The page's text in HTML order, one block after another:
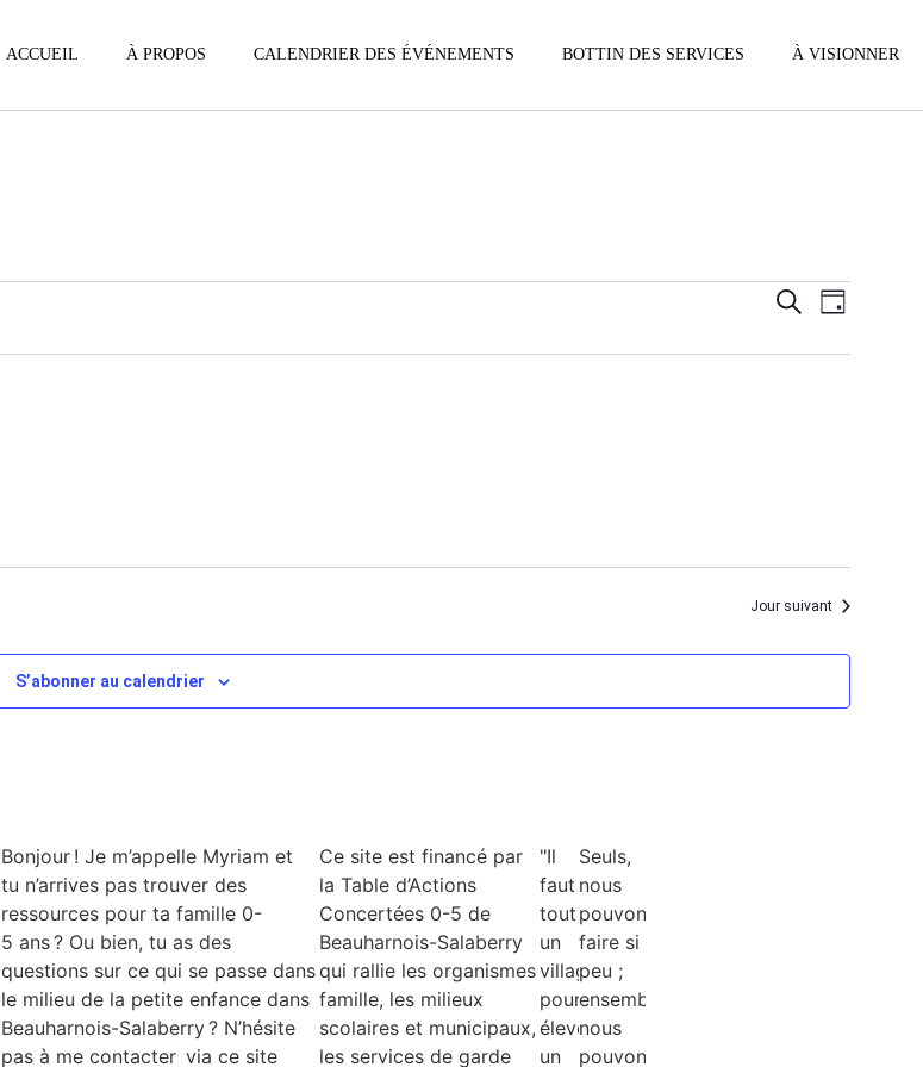
ACCUEIL À PROPOS CALENDRIER DES ÉVÉNEMENTS BOTTIN DES SERVICES À VISIONNER
et
Recherche
Jour
Jour suivant
S’abonner au calendrier
Bonjour ! Je m’appelle Myriam et
tu n’arrives pas trouver des
ressources pour ta famille 0-
5 ans ? Ou bien, tu as des
questions sur ce qui se passe dans
le milieu de la petite enfance dans
Beauharnois-Salaberry ? N’hésite
pas à me contacter via ce site
Ce site est financé par
la Table d’Actions
Concertées 0-5 de
Beauharnois-Salaberry
qui rallie les organismes
famille, les milieux
scolaires et municipaux,
les services de garde
"Il
faut
tout
un
village
pour
élever
un
Seuls,
nous
pouvons
faire si
peu ;
ensemble,
nous
pouvons